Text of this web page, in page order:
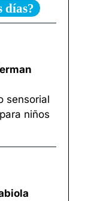
días?
sensorial
niños